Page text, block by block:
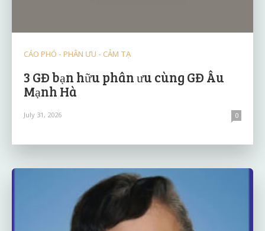
CÁO PHÓ - PHÂN ƯU - CẢM TẠ
3 GĐ bạn hữu phân ưu cùng GĐ Âu
Mạnh Hà
July 31, 2026 0